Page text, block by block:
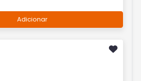
Adicionar